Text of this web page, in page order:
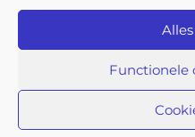
Functionele